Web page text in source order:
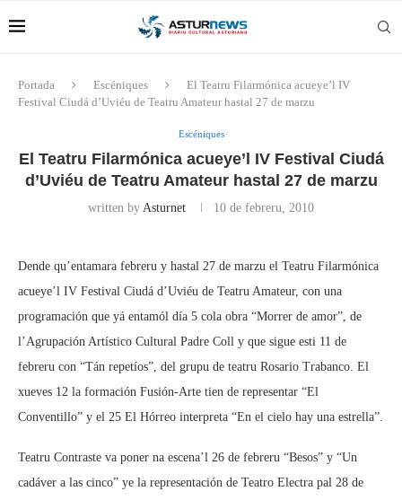
Portada Escéniques
El Teatru Filarmónica acueye’l IV
Festival Ciudá d’Uviéu de Teatru Amateur hastal 27 de marzu
Escéniques
El Teatru Filarmónica acueye’l IV Festival Ciudá
d’Uviéu de Teatru Amateur hastal 27 de marzu
written by Asturnet 10 de febreru, 2010
Dende qu’entamara febreru y hastal 27 de marzu el Teatru Filarmónica
acueye’l IV Festival Ciudá d’Uviéu de Teatru Amateur, con una
programación que yá entamól día 5 cola obra “Morrer de amor”, de
l’Agrupación Artístico Cultural Padre Coll y que sigue esti 11 de
febreru con “Tán repetíos”, del grupu de teatru Rosario Trabanco. El
xueves 12 la formación Fusión-Arte tien de representar “El
Conventillo” y el 25 El Hórreo interpreta “En el cielo hay una estrella”.
Teatru Contraste va poner na escena’l 26 de febreru “Besos” y “Un
cadáver a las cinco” ye la representación de Teatro Electra pal 28 de